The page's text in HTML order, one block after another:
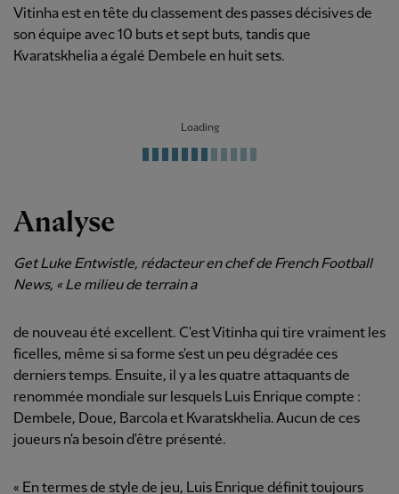
Vitinha est en tête du classement des passes décisives de
son équipe avec 10 buts et sept buts, tandis que
Kvaratskhelia a égalé Dembele en huit sets.
Loading
Analyse
Get Luke Entwistle, rédacteur en chef de French Football
News, « Le milieu de terrain a
de nouveau été excellent. C'est Vitinha qui tire vraiment les
ficelles, même si sa forme s'est un peu dégradée ces
derniers temps. Ensuite, il y a les quatre attaquants de
renommée mondiale sur lesquels Luis Enrique compte :
Dembele, Doue, Barcola et Kvaratskhelia. Aucun de ces
joueurs n'a besoin d'être présenté.
« En termes de style de jeu, Luis Enrique définit toujours